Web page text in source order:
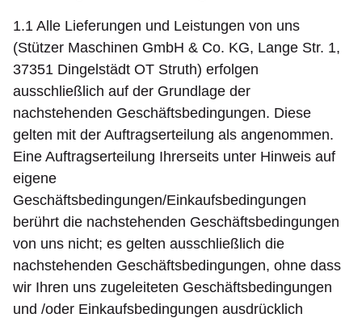
1.1 Alle Lieferungen und Leistungen von uns
(Stützer Maschinen GmbH & Co. KG, Lange Str. 1,
37351 Dingelstädt OT Struth) erfolgen
ausschließlich auf der Grundlage der
nachstehenden Geschäftsbedingungen. Diese
gelten mit der Auftragserteilung als angenommen.
Eine Auftragserteilung Ihrerseits unter Hinweis auf
eigene
Geschäftsbedingungen/Einkaufsbedingungen
berührt die nachstehenden Geschäftsbedingungen
von uns nicht; es gelten ausschließlich die
nachstehenden Geschäftsbedingungen, ohne dass
wir Ihren uns zugeleiteten Geschäftsbedingungen
und /oder Einkaufsbedingungen ausdrücklich